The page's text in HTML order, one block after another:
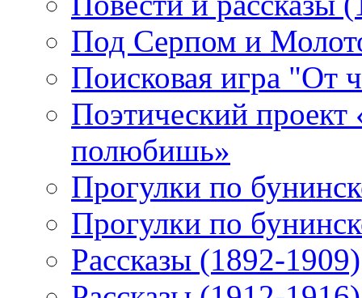
Под Серпом и
Поисковая игра "От
Поэтический
полюбишь»
Прогулки по
Прогулки по
Рассказы (1892-1909)